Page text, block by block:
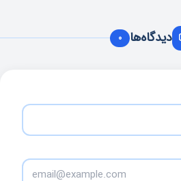
دیدگاه‌ها 0